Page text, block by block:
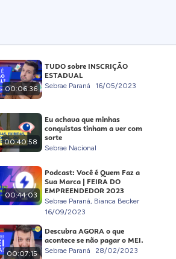
00:06:36
TUDO sobre INSCRIÇÃO
ESTADUAL
Sebrae Paraná 16/05/2023
00:40:58
Eu achava que minhas
conquistas tinham a ver com
sorte
Sebrae Nacional
00:44:03
Podcast: Você é Quem Faz a
Sua Marca | FEIRA DO
EMPREENDEDOR 2023
Sebrae Paraná, Bianca Becker
16/09/2023
00:07:15
Descubra AGORA o que
acontece se não pagar o MEI.
Sebrae Paraná 28/02/2023